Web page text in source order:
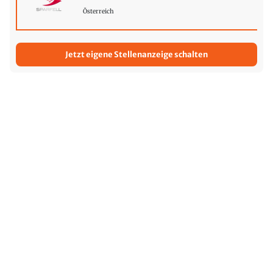
Österreich
Jetzt eigene Stellenanzeige schalten